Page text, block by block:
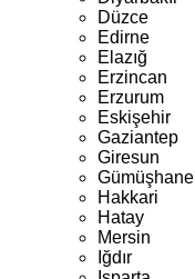
Düzce
Edirne
Elazığ
Erzincan
Erzurum
Eskişehir
Gaziantep
Giresun
Gümüşhane
Hakkari
Hatay
Mersin
Iğdır